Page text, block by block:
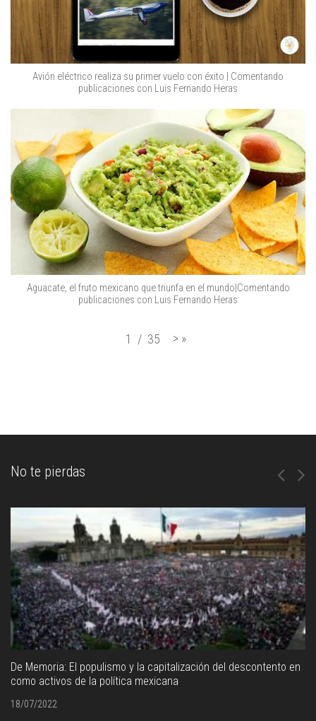
Avión eléctrico realiza su primer vuelo con éxito | Comentando
publicaciones con Luis Fernando Heras
Aguacate, el fruto mexicano que triunfa en el mundo|Comentando
publicaciones con Luis Fernando Heras
1 / 35 > »
No te pierdas
De Memoria: El populismo y la capitalización del descontento en
como activos de la política mexicana
18/07/2022